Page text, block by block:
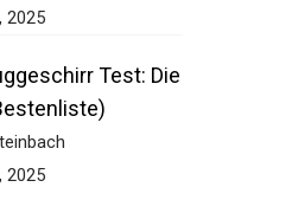
Test:
(Bestenliste)